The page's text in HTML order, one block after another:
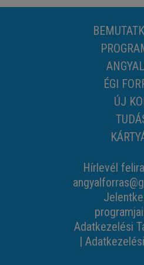
ÉGI
ÚJ
Hírlevél
Adatkezelési
|